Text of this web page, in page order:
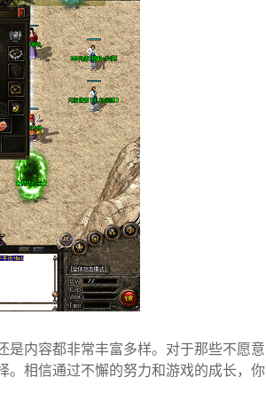
是内容都非常丰富多样。对于那些不愿意
。相信通过不懈的努力和游戏的成长，你